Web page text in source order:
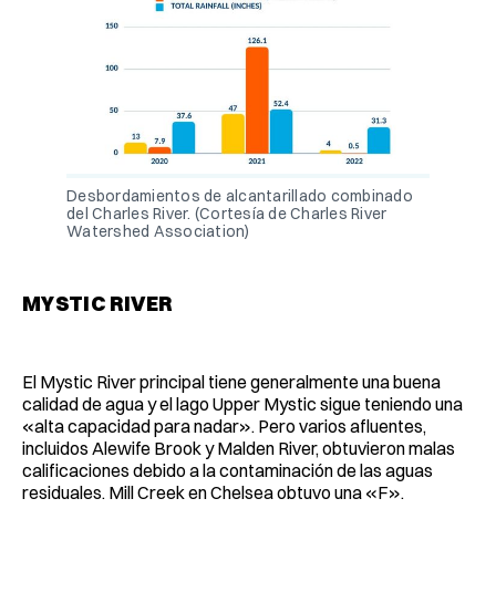
Desbordamientos de alcantarillado combinado
del Charles River. (Cortesía de Charles River
Watershed Association)
MYSTIC RIVER
El Mystic River principal tiene generalmente una buena
calidad de agua y el lago Upper Mystic sigue teniendo una
«alta capacidad para nadar». Pero varios afluentes,
incluidos Alewife Brook y Malden River, obtuvieron malas
calificaciones debido a la contaminación de las aguas
residuales. Mill Creek en Chelsea obtuvo una «F».